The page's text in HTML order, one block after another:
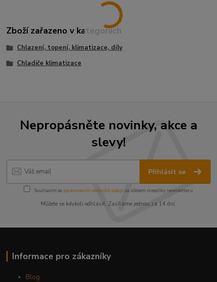
Zboží zařazeno v kategoriích
Chlazení, topení, klimatizace, díly
Chladiče klimatizace
Nepropásněte novinky, akce a
slevy!
Přihlásit se
Souhlasím se zpracováním osobních údajůza účelem rozesílky newsletteru.
Můžete se kdykoli odhlásit. Zasíláme jednou za 14 dní.
Informace pro zákazníky
Blog